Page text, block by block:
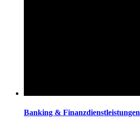
Banking & Finanzdienstleistungen